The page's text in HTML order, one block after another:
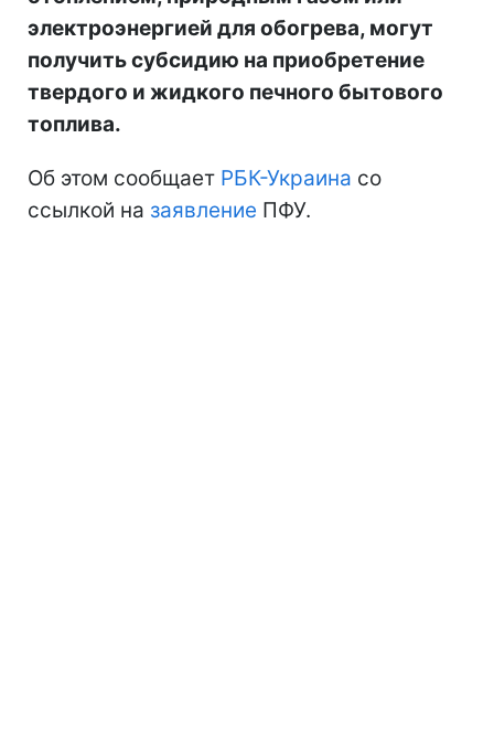
электроэнергией для обогрева, могут
получить субсидию на приобретение
твердого и жидкого печного бытового
топлива.
Об этом сообщает РБК-Украина со
ссылкой на заявление ПФУ.